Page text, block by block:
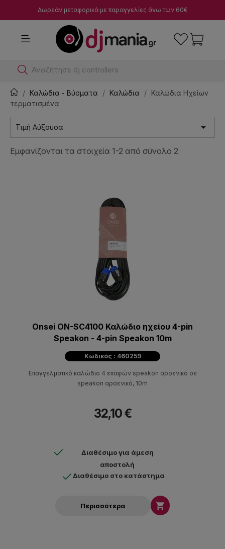
Δωρεάν μεταφορικά με παραγγελίες άνω των 60€
Αν
Καλώδια - Βύσματα Καλώδια
Καλώδια Ηχείων
τερματισμένα
Τιμή Αύξουσα 
Εμφανίζονται τα στοιχεία 1-2 από σύνολο 2
Onsei ON-SC4100 Καλώδιο ηχείου 4-pin
Speakon - 4-pin Speakon 10m
Κωδικός : 460259
Επαγγελματικό καλώδιο 4 επαφών speakon αρσενικό σε
speakon αρσενικό, 10m
32,10 €
Διαθέσιμο για άμεση
αποστολή
Διαθέσιμο στο κατάστημα
Περισσότερα 